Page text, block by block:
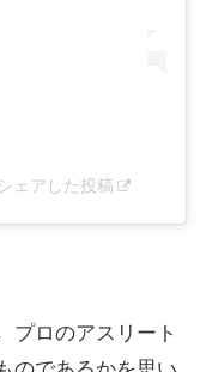
ェアした投稿
プロのアスリート